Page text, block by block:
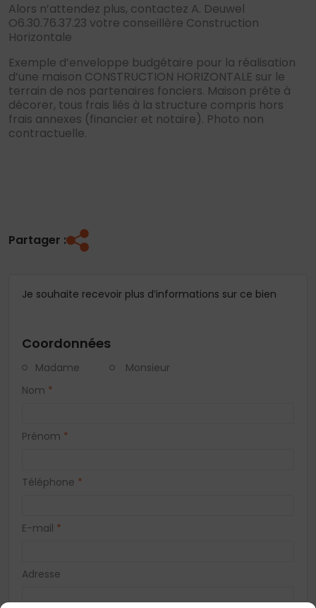
Alors n’attendez plus, contactez A. Deuwel
O6.30.76.37.23 votre conseillère Construction
Horizontale
Exemple d’enveloppe budgétaire pour la réalisation
d’une maison CONSTRUCTION HORIZONTALE sur le
terrain de nos partenaires fonciers. Maison prête à
décorer, tous frais liés à la structure compris hors
frais annexes (financier et notaire). Photo non
contractuelle.
Partager :
Je souhaite recevoir plus d’informations sur ce bien
Coordonnées
Madame
Monsieur
Nom *
Prénom *
Téléphone *
E-mail *
Adresse